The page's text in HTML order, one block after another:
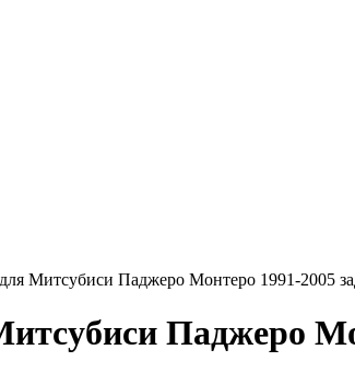
Митсубиси Паджеро Монтеро 1991-2005
Паджеро